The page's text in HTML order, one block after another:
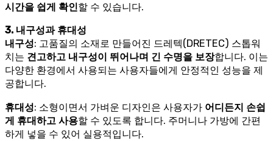
시간을 쉽게 확인할 수 있습니다.
3. 내구성과 휴대성
내구성: 고품질의 소재로 만들어진 드레텍(DRETEC) 스톱워
치는 견고하고 내구성이 뛰어나며 긴 수명을 보장합니다. 이는
다양한 환경에서 사용되는 사용자들에게 안정적인 성능을 제
공합니다.
휴대성: 소형이면서 가벼운 디자인은 사용자가 어디든지 손쉽
게 휴대하고 사용할 수 있도록 합니다. 주머니나 가방에 간편
하게 넣을 수 있어 실용적입니다.